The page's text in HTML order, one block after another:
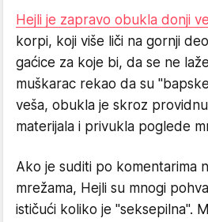
Hejli je zapravo obukla donji
korpi, koji više liči na gornji
gaćice za koje bi, da se ne
muškarac rekao da su
veša, obukla je skroz
materijala i privukla poglede
Ako je suditi po komentarima
mrežama, Hejli su mnogi
ističući koliko je "seksepilna".